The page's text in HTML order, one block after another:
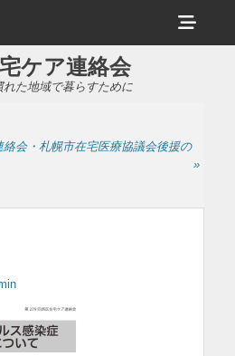
ヘ
ッ
イ
ケア連絡会
た地域で暮らすために
絡会・札幌市在宅医療協議会後援の
»